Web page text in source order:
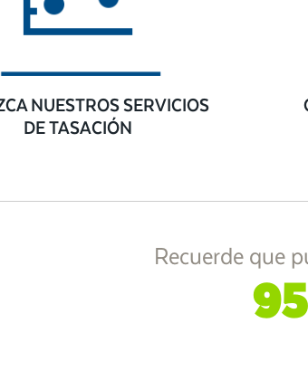
NUESTROS SERVICIOS
DE TASACIÓN
Recuerde que